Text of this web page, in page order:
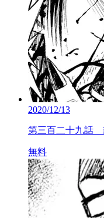
2020/12/13
第三百二十九話
無料